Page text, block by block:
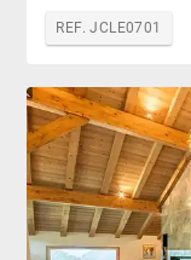
REF. JCLE0701